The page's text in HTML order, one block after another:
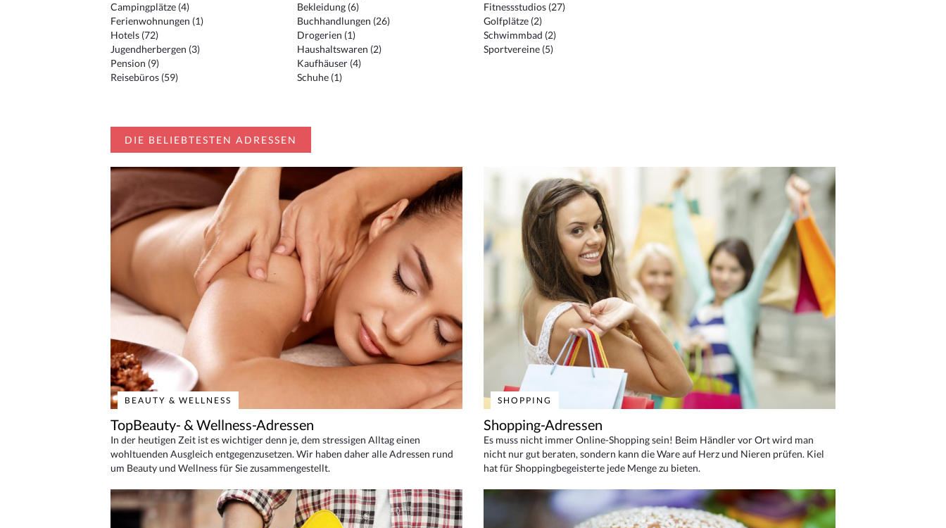
Campingplätze (4)
Ferienwohnungen (1)
Hotels (72)
Jugendherbergen (3)
Pension (9)
Reisebüros (59)
Bekleidung (6)
Buchhandlungen (26)
Drogerien (1)
Haushaltswaren (2)
Kaufhäuser (4)
Schuhe (1)
Fitnessstudios (27)
Golfplätze (2)
Schwimmbad (2)
Sportvereine (5)
DIE BELIEBTESTEN ADRESSEN
BEAUTY & WELLNESS
TopBeauty- & Wellness-Adressen
In der heutigen Zeit ist es wichtiger denn je, dem stressigen Alltag einen
wohltuenden Ausgleich entgegenzusetzen. Wir haben daher alle Adressen rund
um Beauty und Wellness für Sie zusammengestellt.
SHOPPING
Shopping-Adressen
Es muss nicht immer Online-Shopping sein! Beim Händler vor Ort wird man
nicht nur gut beraten, sondern kann die Ware auf Herz und Nieren prüfen. Kiel
hat für Shoppingbegeisterte jede Menge zu bieten.